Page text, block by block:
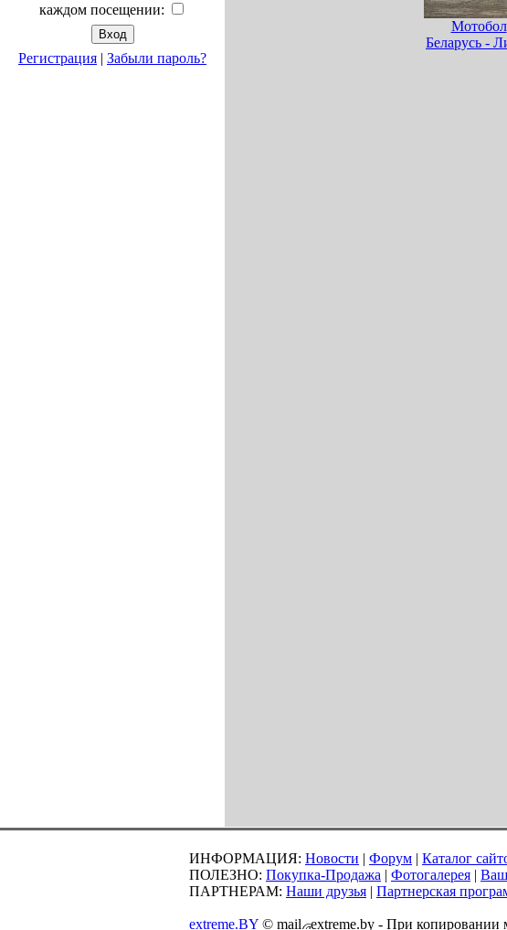
каждом посещении:
Регистрация | Забыли пароль?
Мотобол
Беларусь -
ИНФОРМАЦИЯ: Новости | Форум | Каталог
ПОЛЕЗНО: Покупка-Продажа | Фотогалерея |
ПАРТНЕРАМ: Наши друзья | Партнерская
extreme.BY © mail extreme.by - При копировании